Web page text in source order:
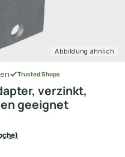
Abbildung ähnlich
Trusted Shops
verzinkt,
geeignet